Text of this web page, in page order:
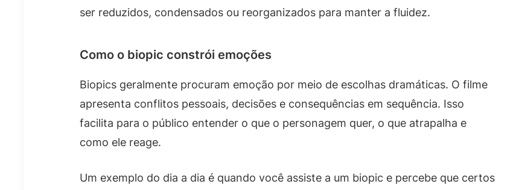
ser reduzidos, condensados ou reorganizados para manter a fluidez.
Como o biopic constrói emoções
Biopics geralmente procuram emoção por meio de escolhas dramáticas. O filme
apresenta conflitos pessoais, decisões e consequências em sequência. Isso
facilita para o público entender o que o personagem quer, o que atrapalha e
como ele reage.
Um exemplo do dia a dia é quando você assiste a um biopic e percebe que certos